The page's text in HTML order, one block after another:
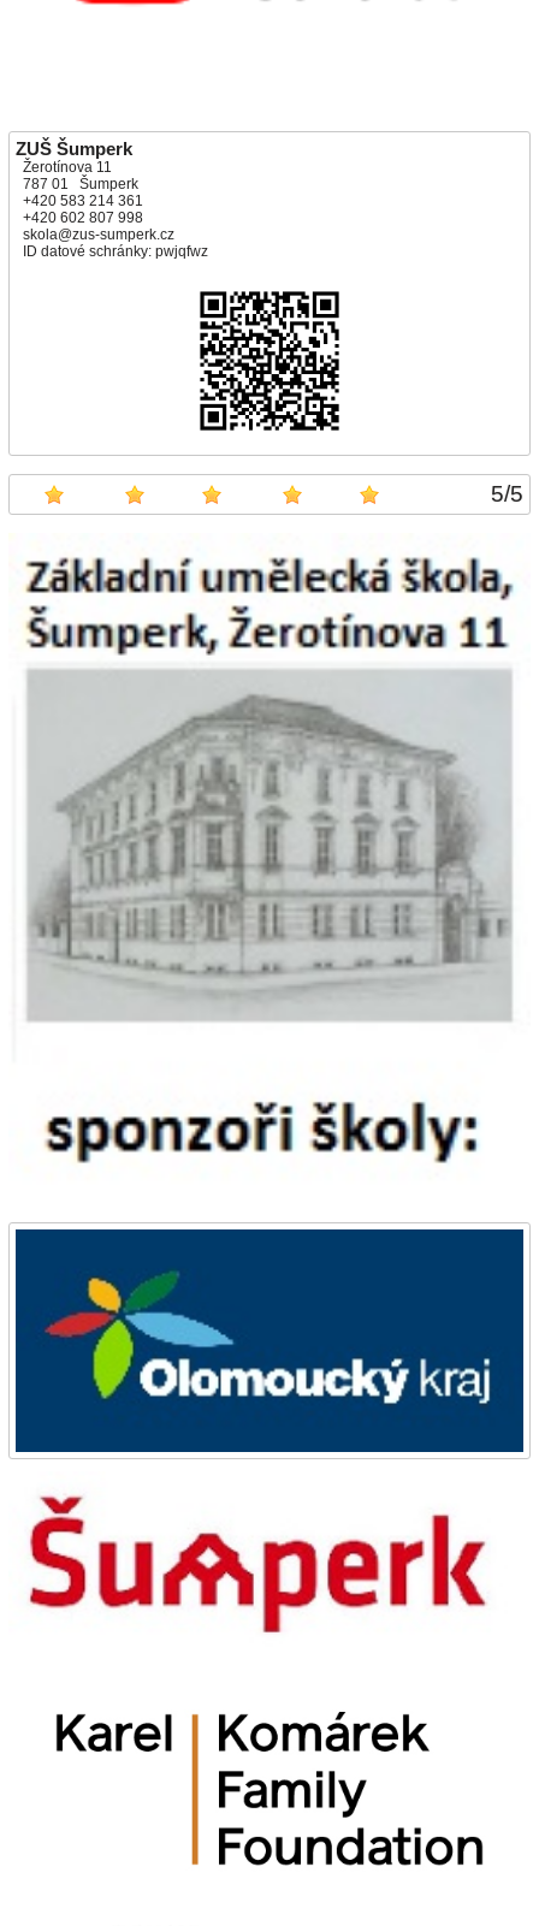
ZUŠ Šumperk
Žerotínova 11
787 01 Šumperk
+420 583 214 361
+420 602 807 998
skola@zus-sumperk.cz
ID datové schránky: pwjqfwz
5/5